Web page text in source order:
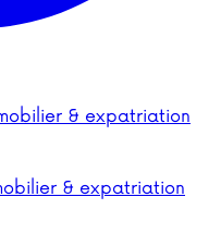
& expatriation
& expatriation